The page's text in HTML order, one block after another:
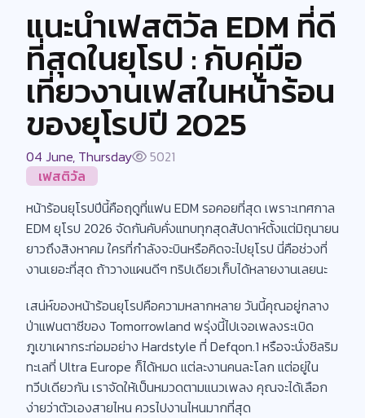
แนะนำเฟสติวัล EDM ที่ดี
ที่สุดในยุโรป : กับคู่มือ
เที่ยวงานเฟสในหน้าร้อน
ของยุโรปปี 2025
04 June, Thursday
5021
เฟสติวัล
หน้าร้อนยุโรปปีนี้คือฤดูที่แฟน EDM รอคอยที่สุด เพราะเทศกาล
EDM ยุโรป 2026 จัดกันคับคั่งแทบทุกสุดสัปดาห์ตั้งแต่มิถุนายน
ยาวถึงสิงหาคม ใครที่กำลังจะบินหรือคิดจะไปยุโรป นี่คือช่วงที่
งานเยอะที่สุด ถ้าวางแผนดีๆ ทริปเดียวเก็บได้หลายงานเลยนะ
เสน่ห์ของหน้าร้อนยุโรปคือความหลากหลาย วันนี้คุณอยู่กลาง
ป่าแฟนตาซีของ Tomorrowland พรุ่งนี้ไปเจอเพลงระเบิด
ภูเขาเผากระท่อมอย่าง Hardstyle ที่ Defqon.1 หรือจะนั่งชิลริม
ทะเลที่ Ultra Europe ก็ได้หมด แต่ละงานคนละโลก แต่อยู่ใน
ทวีปเดียวกัน เราจัดให้เป็นหมวดตามแนวเพลง คุณจะได้เลือก
ง่ายว่าตัวเองสายไหน ควรไปงานไหนมากที่สุด